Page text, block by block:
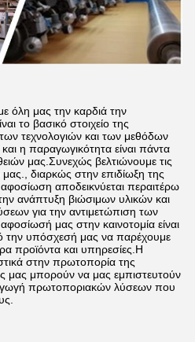
όλη μας την καρδιά την
το βασικό στοιχείο της
τεχνολογιών και των μεθόδων
η παραγωγικότητα είναι πάντα
μας.Συνεχώς βελτιώνουμε τις
μας., διαρκώς στην επιδίωξη της
αποδεικνύεται περαιτέρω
ανάπτυξη βιώσιμων υλικών και
για την αντιμετώπιση των
μας στην καινοτομία είναι
την υπόσχεσή μας να παρέχουμε
προϊόντα και υπηρεσίες.Η
στην πρωτοπορία της
μας μπορούν να μας εμπιστευτούν
πρωτοποριακών λύσεων που